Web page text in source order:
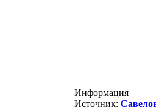
Информация
Источник: